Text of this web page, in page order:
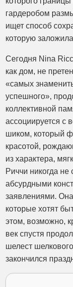
гардеробом
ищет способ
которую
Сегодня Nina
как дом, не
«самых
успешного»,
коллективной
ассоциируется с
шиком, который
красотой,
из характера,
Риччи никогда не
абсурдными
заявлениями.
которые хотят
этом, возможно,
век спустя
шелест
закончился